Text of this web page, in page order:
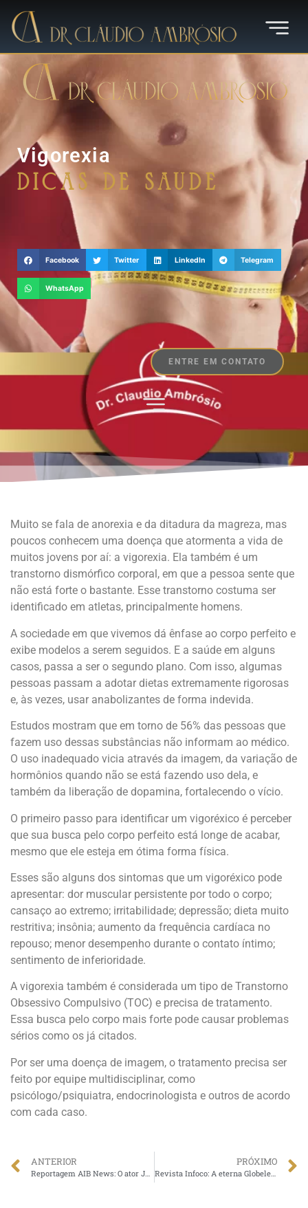
Vigorexia
Dicas de Saúde
Facebook Twitter LinkedIn Telegram
WhatsApp
ENTRE EM CONTATO
Muito se fala de anorexia e da ditadura da magreza, mas
poucos conhecem uma doença que atormenta a vida de
muitos jovens por aí: a vigorexia. Ela também é um
transtorno dismórfico corporal, em que a pessoa sente que
não está forte o bastante. Esse transtorno costuma ser
identificado em atletas, principalmente homens.
A sociedade em que vivemos dá ênfase ao corpo perfeito e
exibe modelos a serem seguidos. E a saúde em alguns
casos, passa a ser o segundo plano. Com isso, algumas
pessoas passam a adotar dietas extremamente rigorosas
e, às vezes, usar anabolizantes de forma indevida.
Estudos mostram que em torno de 56% das pessoas que
fazem uso dessas substâncias não informam ao médico.
O uso inadequado vicia através da imagem, da variação de
hormônios quando não se está fazendo uso dela, e
também da liberação de dopamina, fortalecendo o vício.
O primeiro passo para identificar um vigoréxico é perceber
que sua busca pelo corpo perfeito está longe de acabar,
mesmo que ele esteja em ótima forma física.
Esses são alguns dos sintomas que um vigoréxico pode
apresentar: dor muscular persistente por todo o corpo;
cansaço ao extremo; irritabilidade; depressão; dieta muito
restritiva; insônia; aumento da frequência cardíaca no
repouso; menor desempenho durante o contato íntimo;
sentimento de inferioridade.
A vigorexia também é considerada um tipo de Transtorno
Obsessivo Compulsivo (TOC) e precisa de tratamento.
Essa busca pelo corpo mais forte pode causar problemas
sérios como os já citados.
Por ser uma doença de imagem, o tratamento precisa ser
feito por equipe multidisciplinar, como
psicólogo/psiquiatra, endocrinologista e outros de acordo
com cada caso.
ANTERIOR
Reportagem AIB News: O ator Jackson Antunes não descuida quando o assunto é saúde
PRÓXIMO
Revista Infoco: A eterna Globeleza, Valéria Valenssa e o Ator Italiano, Nicola Siri estão focados na saúde com o Dr Claudio Ambrosio